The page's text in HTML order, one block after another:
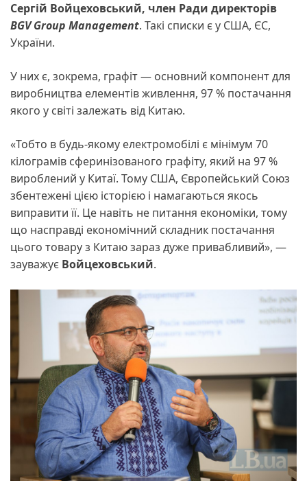
Сергій Войцеховський, член Ради директорів
BGV Group Management. Такі списки є у США, ЄС,
України.
У них є, зокрема, графіт — основний компонент для
виробництва елементів живлення, 97 % постачання
якого у світі залежать від Китаю.
«Тобто в будь-якому електромобілі є мінімум 70
кілограмів сферинізованого графіту, який на 97 %
вироблений у Китаї. Тому США, Європейський Союз
збентежені цією історією і намагаються якось
виправити її. Це навіть не питання економіки, тому
що насправді економічний складник постачання
цього товару з Китаю зараз дуже привабливий», —
зауважує Войцеховський.